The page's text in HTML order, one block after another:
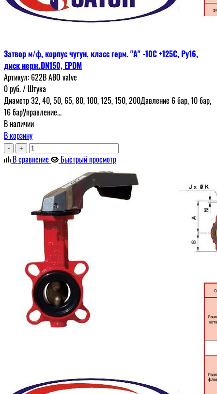
Затвор м/ф, корпус чугун, класс герм. "А" -10С +125С, Ру16,
диск нерж.DN150, EPDM
Артикул: 622В ABO valve
0руб./ Штука
Диаметр 32, 40, 50, 65, 80, 100, 125, 150, 200Давление 6 бар, 10 бар,
16 барУправление...
В наличии
В корзину
- +
В сравнение Быстрый просмотр